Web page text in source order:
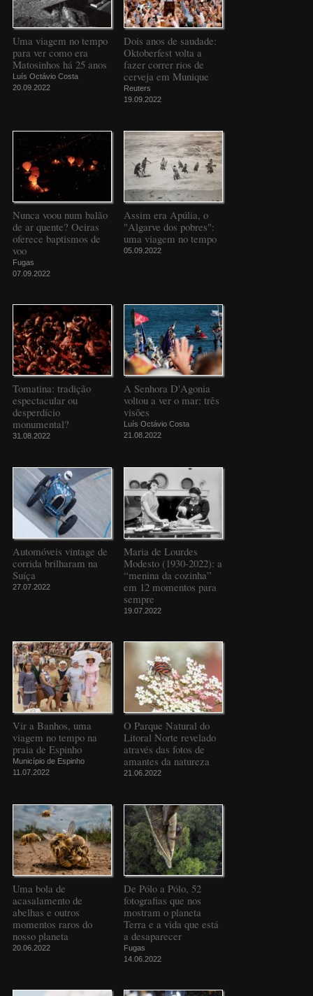
Uma viagem no tempo
para ver como era
Matosinhos há 25 anos
Luís Octávio Costa
20.09.2022
Dois anos de saudade:
Oktoberfest volta a
fazer correr rios de
cerveja em Munique
Reuters
19.09.2022
Nunca voou num balão
de ar quente? Oeiras
oferece baptismos de
voo
Fugas
07.09.2022
Assim era Apúlia, o
"Algarve dos pobres":
uma viagem no tempo
05.09.2022
Tomatina: tradição
espectacular ou
desperdício
monumental?
31.08.2022
A Senhora D'Agonia
voltou a ver o mar: três
visões
Luís Octávio Costa
21.08.2022
Automóveis vintage de
corrida brilharam na
Suíça
27.07.2022
Maria de Lourdes
Modesto (1930-2022): a
“menina da cozinha”
em 12 momentos para
sempre
19.07.2022
Vir a Banhos, uma
viagem no tempo na
praia de Espinho
Município de Espinho
11.07.2022
O Parque Natural do
Litoral Norte revelado
através das fotos de
amantes da natureza
21.06.2022
Uma bola de
acasalamento de
abelhas e outros
momentos raros do
nosso planeta
20.06.2022
De Pólo a Pólo, 52
fotografias que nos
mostram o planeta
Terra e a vida que está
a desaparecer
Fugas
14.06.2022